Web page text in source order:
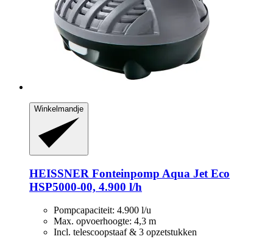
Winkelmandje
HEISSNER Fonteinpomp Aqua Jet Eco
HSP5000-​00, 4.900 l/h
Pompcapaciteit: 4.900 l/u
Max. opvoerhoogte: 4,3 m
Incl. telescoopstaaf & 3 opzetstukken